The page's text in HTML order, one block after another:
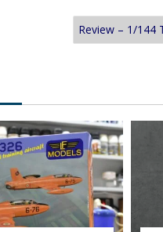
Review – 1/144